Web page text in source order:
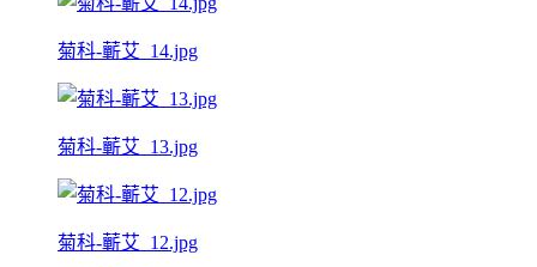
菊科-蘄艾_14.jpg
菊科-蘄艾_13.jpg
菊科-蘄艾_12.jpg